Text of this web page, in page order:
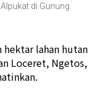
di Gunung
hektar lahan hutan
Loceret, Ngetos,